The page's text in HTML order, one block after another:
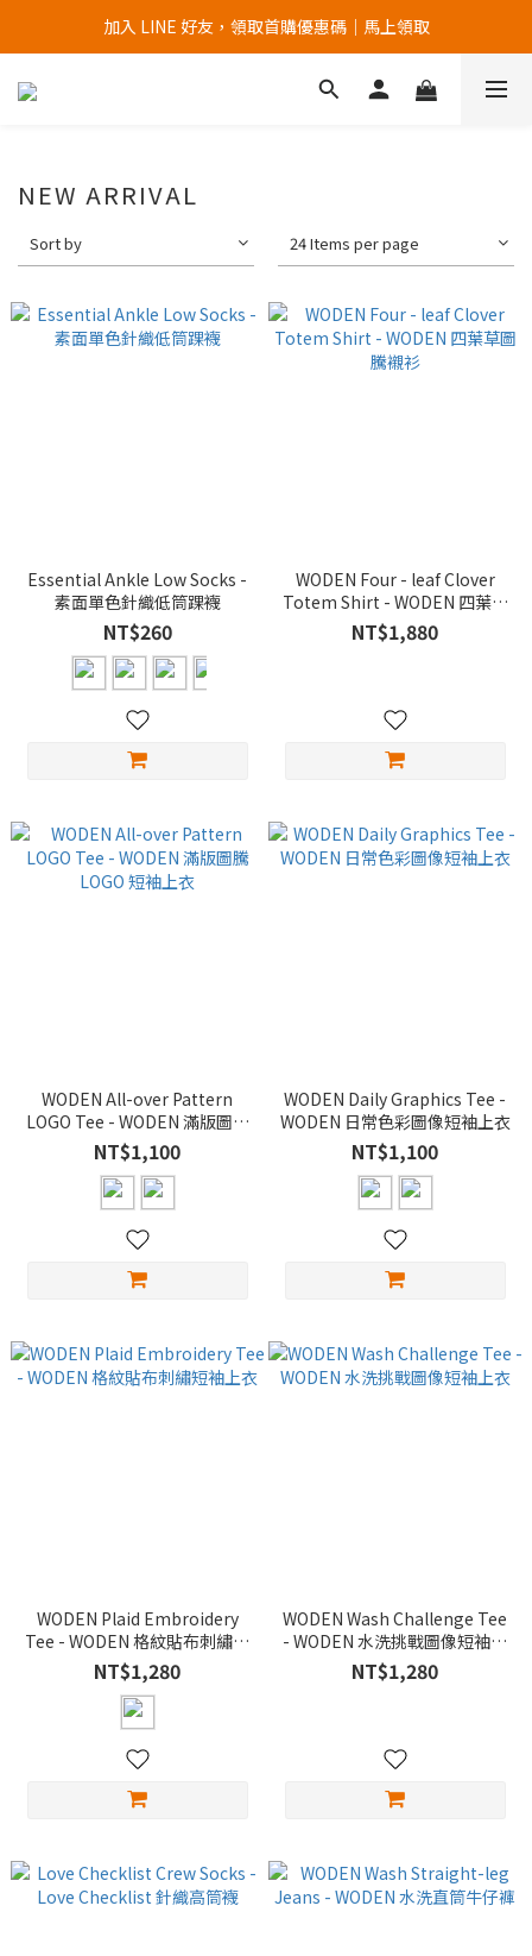
加入官網會員，首次購買 " 免運 "
加入 LINE 好友，領取首購優惠碼｜馬上領取
加入官網會員，首次購買 " 免運 "
NEW ARRIVAL
Sort by 24 Items per page
Essential Ankle Low Socks -
素面單色針織低筒踝襪
NT$260
WODEN Four - leaf Clover
Totem Shirt - WODEN 四葉草
圖騰襯衫
NT$1,880
WODEN All-over Pattern
LOGO Tee - WODEN 滿版圖騰
LOGO 短袖上衣
NT$1,100
WODEN Daily Graphics Tee -
WODEN 日常色彩圖像短袖上衣
NT$1,100
WODEN Plaid Embroidery
Tee - WODEN 格紋貼布刺繡短
袖上衣
NT$1,280
WODEN Wash Challenge Tee
- WODEN 水洗挑戰圖像短袖上
衣
NT$1,280